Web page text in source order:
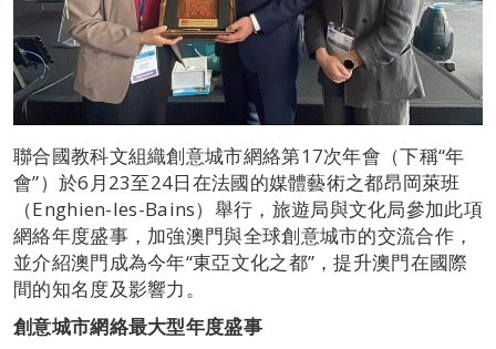
聯合國教科文組織創意城市網絡第17次年會（下稱“年
會”）於6月23至24日在法國的媒體藝術之都昂岡萊班
（Enghien-les-Bains）舉行，旅遊局與文化局參加此項
網絡年度盛事，加強澳門與全球創意城市的交流合作，
並介紹澳門成為今年“東亞文化之都”，提升澳門在國際
間的知名度及影響力。
創意城市網絡最大型年度盛事